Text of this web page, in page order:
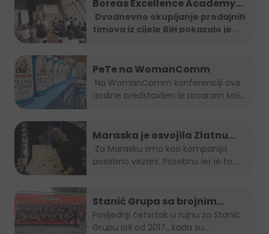
Boreas Excellence Academy
2025
Dvodnevno okupljanje prodajnih
timova iz cijele BiH pokazalo je...
PeTe na WomanComm
godine predstavljen je program koji
Maraska je osvojila Zlatnu
plaketu, opet!
posebno vezani. Posebno jer je to...
Stanić Grupa sa brojnim
timom na B2B run utrci
Posljednji četvrtak u rujnu za Stanić
Grupu još od 2017., kada su...